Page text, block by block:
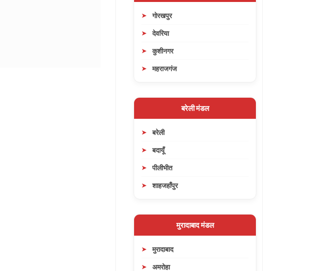
गोरखपुर
देवरिया
कुशीनगर
महराजगंज
बरेली मंडल
बरेली
बदायूँ
पीलीभीत
शाहजहाँपुर
मुरादाबाद मंडल
मुरादाबाद
अमरोहा